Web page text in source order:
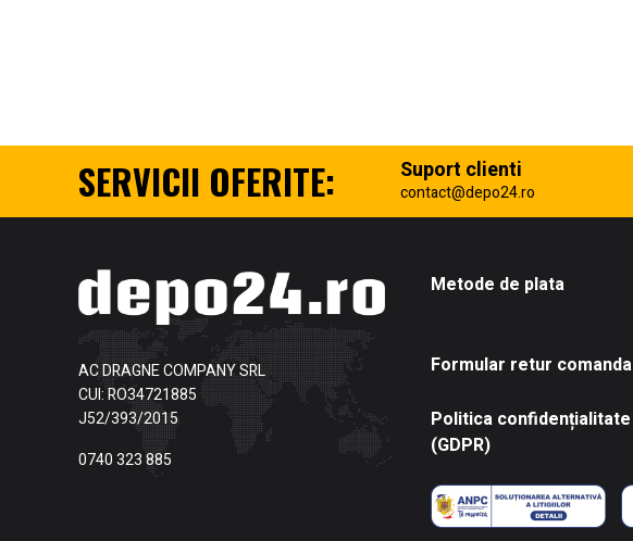
SERVICII OFERITE: Suport clienti
contact@depo24.ro
AC DRAGNE COMPANY SRL
CUI: RO34721885
J52/393/2015
0740 323 885
Metode de plata
Formular retur comanda
Politica confidențialitate
(GDPR)